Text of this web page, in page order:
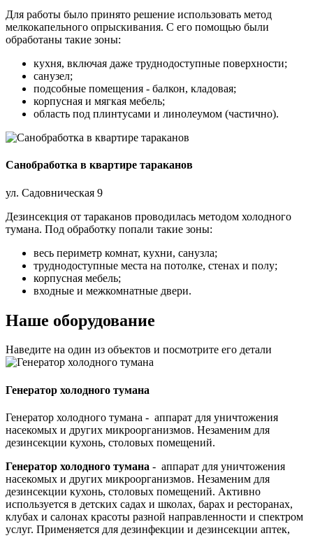
Для работы было принято решение использовать метод
мелкокапельного опрыскивания. С его помощью были
обработаны такие зоны:
кухня, включая даже труднодоступные поверхности;
санузел;
подсобные помещения - балкон, кладовая;
корпусная и мягкая мебель;
область под плинтусами и линолеумом (частично).
Санобработка в квартире тараканов
ул. Садовническая 9
Дезинсекция от тараканов проводилась методом холодного
тумана. Под обработку попали такие зоны:
весь периметр комнат, кухни, санузла;
труднодоступные места на потолке, стенах и полу;
корпусная мебель;
входные и межкомнатные двери.
Нашe оборудование
Наведите на один из объектов и посмотрите его детали
Генератор холодного тумана
Генератор холодного тумана - аппарат для уничтожения
насекомых и других микроорганизмов. Незаменим для
дезинсекции кухонь, столовых помещений.
Генератор холодного тумана - аппарат для уничтожения
насекомых и других микроорганизмов. Незаменим для
дезинсекции кухонь, столовых помещений. Активно
используется в детских садах и школах, барах и ресторанах,
клубах и салонах красоты разной направленности и спектром
услуг. Применяется для дезинфекции и дезинсекции аптек,